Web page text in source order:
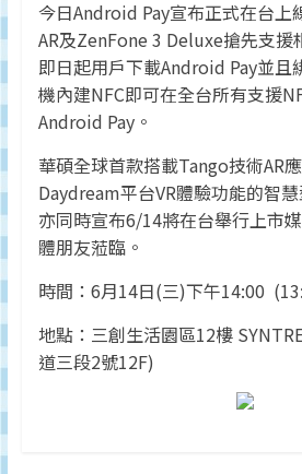
今日Android Pay宣布正式在台上
AR及ZenFone 3 Deluxe搶先支援
即日起用戶下載Android Pay並且
機內建NFC即可在全台所有支援
Android Pay。
華碩全球首款搭載Tango技術AR
Daydream平台VR體驗功能的智
亦同時宣布6/14將在台舉行上市
體朋友蒞臨。
時間：6月14日(三)下午14:00
地點：三創生活園區12樓
道三段2號12F)